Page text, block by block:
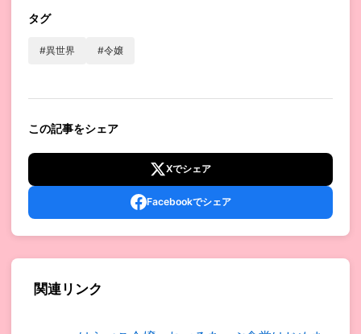
タグ
#異世界 #令嬢
この記事をシェア
Xでシェア
Facebookでシェア
関連リンク